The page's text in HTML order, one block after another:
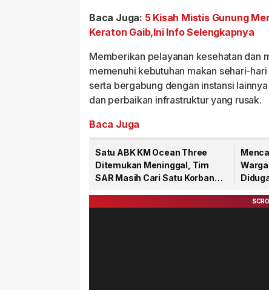
Baca Juga: 5 Kisah Mistis Gunung
Keraton Gaib,Ini Info Selengkapnya
Memberikan pelayanan kesehatan dan
memenuhi kebutuhan makan sehari-
serta bergabung dengan instansi
dan perbaikan infrastruktur yang rusak.
Baca Juga
Satu ABK KM Ocean Three
Ditemukan Meninggal, Tim
SAR Masih Cari Satu Korban